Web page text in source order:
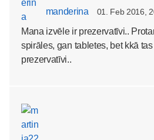
manderina 01. Feb 2016,
Mana izvēle ir prezervatīvi..
spirāles, gan tabletes, bet kkā
prezervatīvi..